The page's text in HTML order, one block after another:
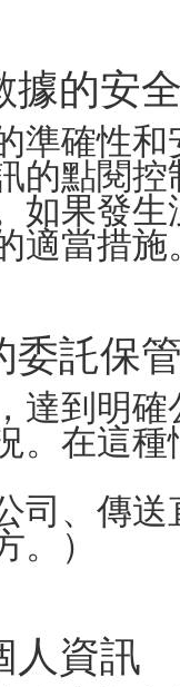
據的安
準確性
的點閱
如果發
適當措施
委託保
達到明
。在這
司、傳
。）
人資訊